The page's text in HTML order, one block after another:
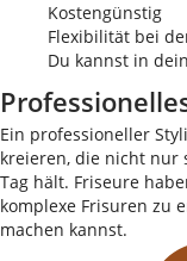
Kostengünstig
Flexibilität bei
Du kannst in
Ein professioneller
kreieren, die nicht nur
Tag hält. Friseure
komplexe Frisuren zu
machen kannst.